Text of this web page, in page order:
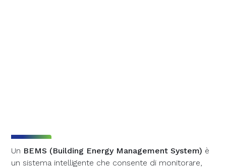
Un BEMS (Building Energy Management System) è
un sistema intelligente che consente di monitorare,